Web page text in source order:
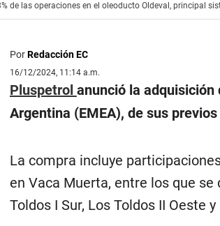
de las operaciones en el oleoducto Oldeval, principal
PorRedacción EC
16/12/2024, 11:14 a.m.
Pluspetrol anunció la
Argentina (EMEA), de sus
La compra incluye
en Vaca Muerta, entre los que
Toldos I Sur, Los Toldos II Oeste